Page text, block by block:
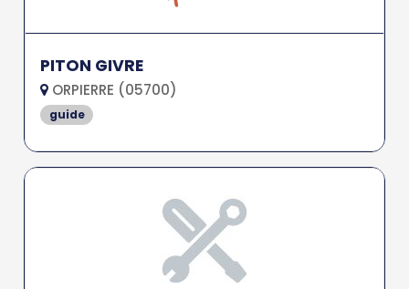
PITON GIVRE
ORPIERRE (05700)
guide